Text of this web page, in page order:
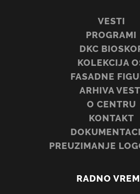
VESTI
PROGRAMI
DKC
KOLEKCIJA
FASADNE
ARHIVA
O CENTRU
KONTAKT
PREUZIMANJE
RADNO